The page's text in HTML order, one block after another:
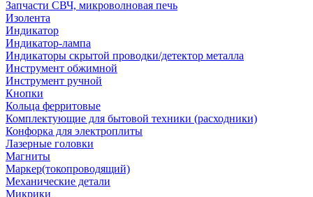
Запчасти СВЧ, микроволновая печь
Изолента
Индикатор
Индикатор-лампа
Индикаторы скрытой проводки/детектор металла
Инструмент обжимной
Инструмент ручной
Кнопки
Кольца ферритовые
Комплектующие для бытовой техники (расходники)
Конфорка для электроплиты
Лазерные головки
Магниты
Маркер(токопроводящий)
Механические детали
Микрики